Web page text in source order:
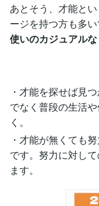
あとそう、才能と
ージを持つ方も多い
使いのカジュアル
・才能を探せば見
でなく普段の生活
く。
・才能が無くても
です。努力に対し
ます。